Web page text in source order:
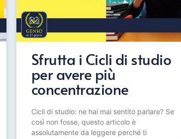
Sfrutta i Cicli di studio
per avere più
concentrazione
Cicli di studio: ne hai mai sentito parlare? Se
così non fosse, questo articolo è
assolutamente da leggere perché ti